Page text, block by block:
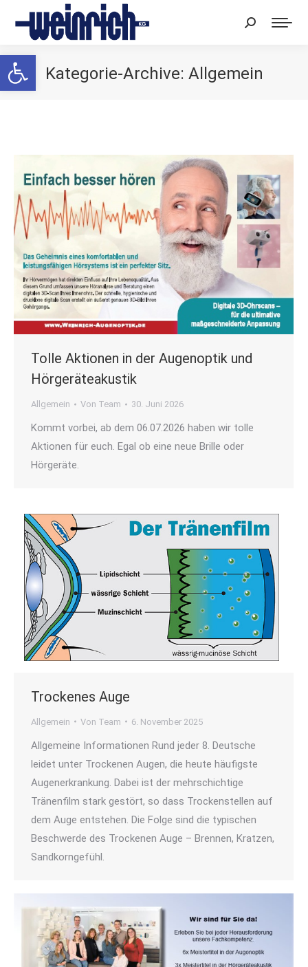
Werkzeugleiste öffnen
Search:
Kategorie-Archive: Allgemein
Tolle Aktionen in der Augenoptik und
Hörgeräteakustik
Allgemein Von Team 30. Juni 2026
Kommt vorbei, ab dem 06.07.2026 haben wir tolle
Aktionen für euch. Egal ob eine neue Brille oder
Hörgeräte.
Trockenes Auge
Allgemein Von Team 6. November 2025
Allgemeine Informationen Rund jeder 8. Deutsche
leidet unter Trockenen Augen, die heute häufigste
Augenerkrankung. Dabei ist der mehrschichtige
Tränenfilm stark gestört, so dass Trockenstellen auf
dem Auge entstehen. Die Folge sind die typischen
Beschwerde des Trockenen Auge – Brennen, Kratzen,
Sandkorngefühl.